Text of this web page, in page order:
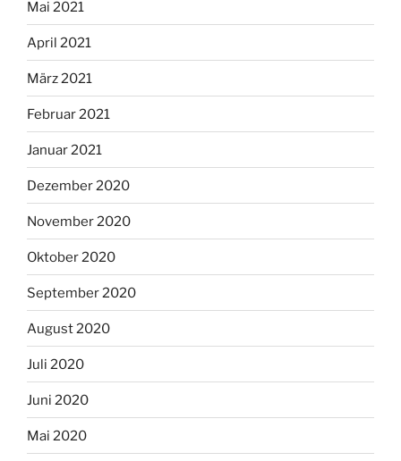
Mai 2021
April 2021
März 2021
Februar 2021
Januar 2021
Dezember 2020
November 2020
Oktober 2020
September 2020
August 2020
Juli 2020
Juni 2020
Mai 2020